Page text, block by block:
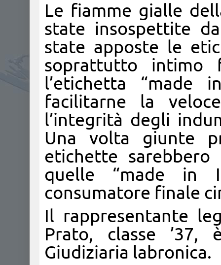
Le fiamme gialle
state insospettite
state apposte le
soprattutto intimo
l’etichetta “made
facilitarne la
l’integrità degli
Una volta giunte
etichette
quelle “made in
consumatore finale
Il rappresentante
Prato, classe ’37,
Giudiziaria labronica.